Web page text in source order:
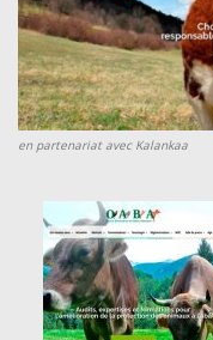
en partenariat avec Kalankaa